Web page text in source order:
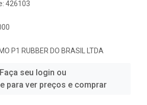
426103
P1 RUBBER DO BRASIL LTDA
Faça seu login ou
para ver preços e comprar